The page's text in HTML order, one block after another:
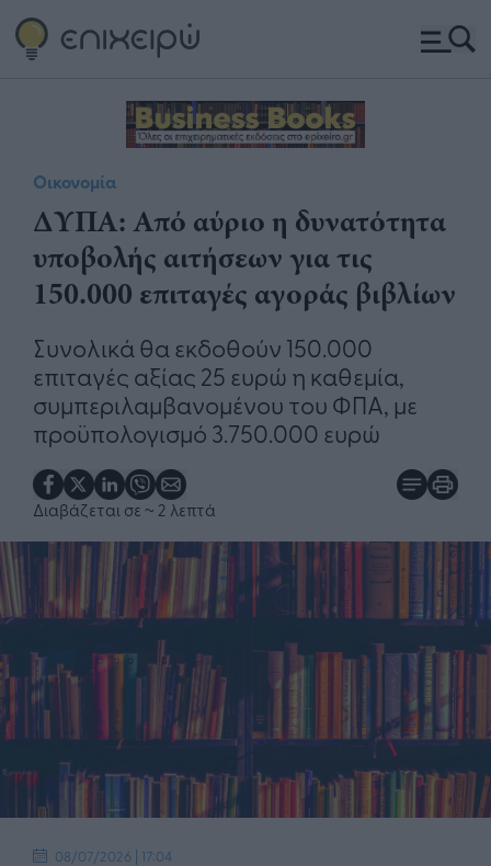
Οικονομία
ΔΥΠΑ: Από αύριο η δυνατότητα
υποβολής αιτήσεων για τις
150.000 επιταγές αγοράς βιβλίων
Συνολικά θα εκδοθούν 150.000
επιταγές αξίας 25 ευρώ η καθεμία,
συμπεριλαμβανομένου του ΦΠΑ, με
προϋπολογισμό 3.750.000 ευρώ
Διαβάζεται σε ~ 2 λεπτά
08/07/2026 | 17:04